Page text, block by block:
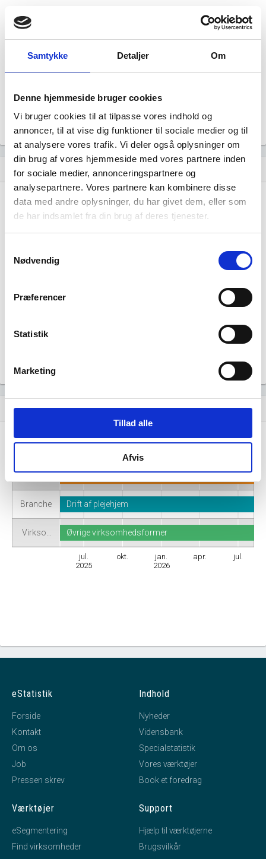
Samtykke Detaljer Om
Denne hjemmeside bruger cookies
Vi bruger cookies til at tilpasse vores indhold og
annoncer, til at vise dig funktioner til sociale medier og til
at analysere vores trafik. Vi deler også oplysninger om
din brug af vores hjemmeside med vores partnere inden
for sociale medier, annonceringspartnere og
analysepartnere. Vores partnere kan kombinere disse
data med andre oplysninger, du har givet dem, eller som
de har indsamlet fra din brug af deres tjenester.
Nødvendig
Præferencer
Statistik
Marketing
Tillad alle
Afvis
S/I Østerild Friplejehjem
Revisor
Uoplyst
Uoplyst
Tegningsregel
Uoplyst
show_chart Udvikling i antal ansatte
S/I Østerild Friplejehjem har ikke haft nogen
generere figuren for denne virksomhed.
event_note Virksomhedshistorik
Branche
Virkso…
jul.
2025
okt.
jan.
2026
apr. jul.
Drift af plejehjem
Øvrige virksomhedsformer
eStatistik
Forside
Kontakt
Om os
Job
Pressen skrev
Indhold
Nyheder
Vidensbank
Specialstatistik
Vores værktøjer
Book et foredrag
Værktøjer
eSegmentering
Find virksomheder
Support
Hjælp til værktøjerne
Brugsvilkår